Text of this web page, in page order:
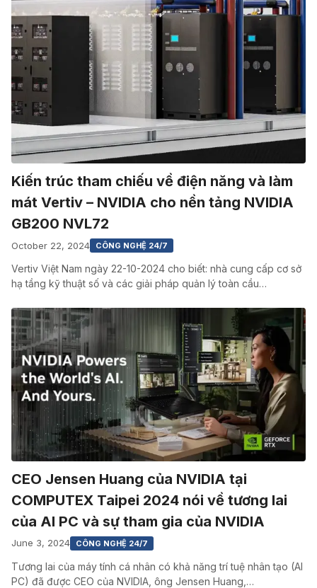
Kiến trúc tham chiếu về điện năng và làm
mát Vertiv – NVIDIA cho nền tảng NVIDIA
GB200 NVL72
October 22, 2024 CÔNG NGHỆ 24/7
Vertiv Việt Nam ngày 22-10-2024 cho biết: nhà cung cấp cơ sở
hạ tầng kỹ thuật số và các giải pháp quản lý toàn cầu…
CEO Jensen Huang của NVIDIA tại
COMPUTEX Taipei 2024 nói về tương lai
của AI PC và sự tham gia của NVIDIA
June 3, 2024 CÔNG NGHỆ 24/7
Tương lai của máy tính cá nhân có khả năng trí tuệ nhân tạo (AI
PC) đã được CEO của NVIDIA, ông Jensen Huang,…